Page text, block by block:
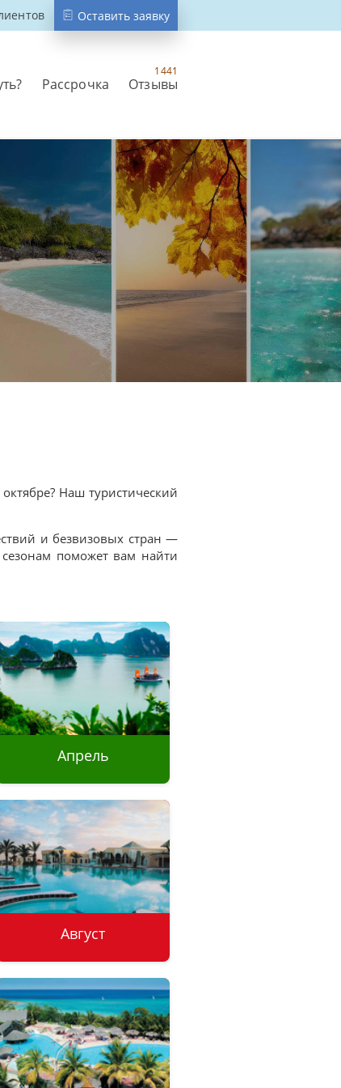
Оставить заявку
Рассрочка Отзывы
1441
Наш туристический
и безвизовых стран —
поможет вам найти
Апрель
Отдых на море
Отдых с детьми
Экскурсии
Август
Отдых на море
Отдых с детьми
Экскурсии